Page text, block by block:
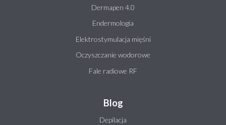
Dermapen 4.0
Endermologia
Elektrostymulacja mięśni
Oczyszczanie wodorowe
Fale radiowe RF
Blog
Depilacja